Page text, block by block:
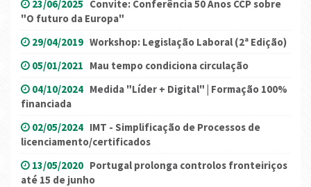
23/06/2025 Convite: Conferência 50 Anos CCP sobre
"O futuro da Europa"
29/04/2019 Workshop: Legislação Laboral (2ª Edição)
05/01/2021 Mau tempo condiciona circulação
04/10/2024 Medida "Líder + Digital" | Formação 100%
financiada
02/05/2024 IMT - Simplificação de Processos de
licenciamento/certificados
13/05/2020 Portugal prolonga controlos fronteiriços
até 15 de junho